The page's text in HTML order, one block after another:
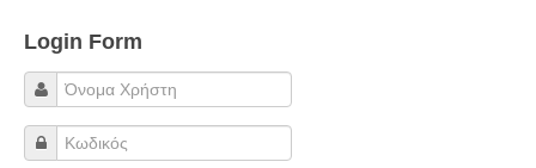
Login Form